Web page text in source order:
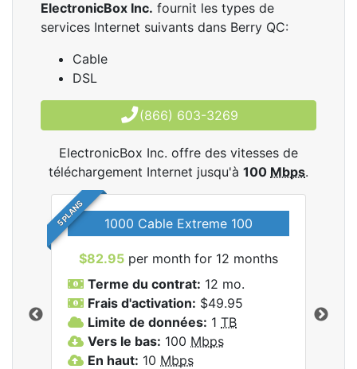
ElectronicBox Inc. fournit les types de
services Internet suivants dans Berry QC:
Cable
DSL
(866) 603-3269
ElectronicBox Inc. offre des vitesses de
téléchargement Internet jusqu'à 100 Mbps.
5 PLANS 1000 Cable Extreme 100
$82.95 per month for 12 months
Terme du contrat: 12 mo.
Frais d'activation: $49.95
Limite de données: 1 TB
Vers le bas: 100 Mbps
En haut: 10 Mbps